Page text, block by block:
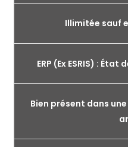
Illimitée sauf
ERP (Ex ESRIS) :
Bien présent dans